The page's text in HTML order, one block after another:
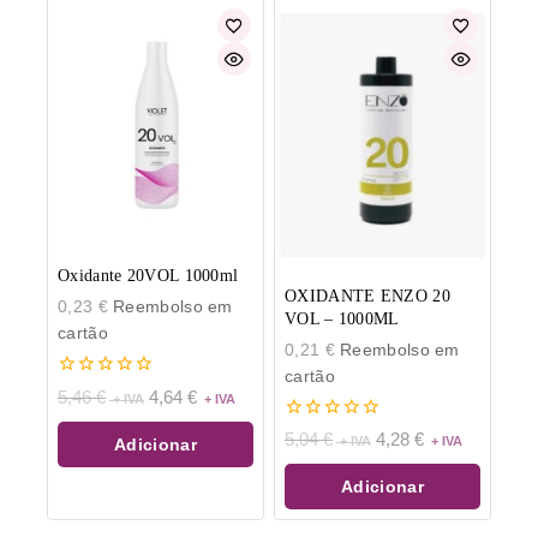
Oxidante 20VOL 1000ml
0,23 €Reembolso em
cartão
0
de
5
5,46€ 4,64 €
Adicionar
OXIDANTE ENZO 20
VOL – 1000ML
0,21 €Reembolso em
cartão
0
de
5
5,04€ 4,28 €
Adicionar